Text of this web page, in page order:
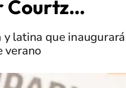
Courtz…
y latina que inaugurará
verano